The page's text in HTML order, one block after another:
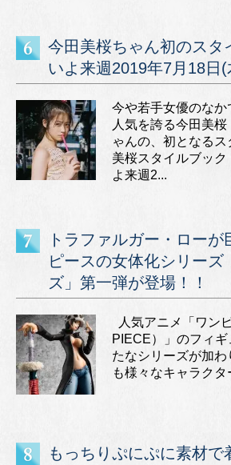
今田美桜ちゃん初のスタ
いよ来週2019年7月18日(
今や若手女優のな
人気を誇る今田美
ゃんの、初となる
美桜スタイルブッ
よ来週2...
トラファルガー・ローが
ピースの女体化シリーズ
ズ」第一弾が登場！！
人気アニメ「ワン
PIECE）」のフィ
たなシリーズが加
も様々なキャラクタ
もっちりぷにぷに素材で